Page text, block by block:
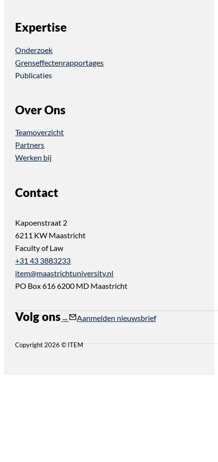
Expertise
Onderzoek
Grenseffectenrapportages
Publicaties
Over Ons
Teamoverzicht
Partners
Werken bij
Contact
Kapoenstraat 2
6211 KW Maastricht
Faculty of Law
+31 43 3883233
item@maastrichtuniversity.nl
PO Box 616 6200 MD Maastricht
Volg ons Follow us on Instagram
Follow us on YouTube
Aanmelden nieuwsbrief
Copyright 2026 © ITEM